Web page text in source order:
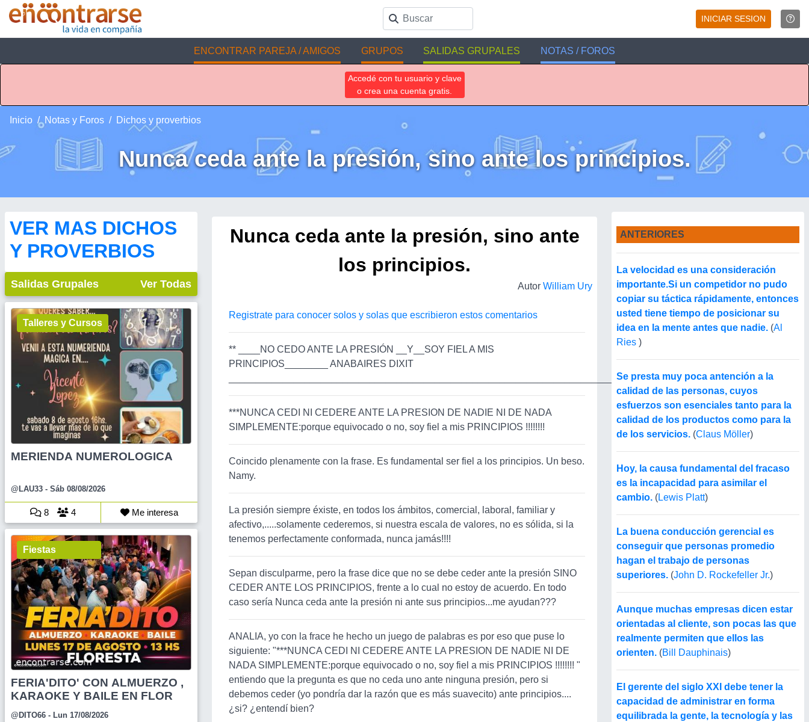
INICIAR SESION
ENCONTRAR PAREJA / AMIGOS GRUPOS SALIDAS GRUPALES NOTAS / FOROS
Accedé con tu usuario y clave
o crea una cuenta gratis.
Inicio Notas y Foros Dichos y proverbios
Nunca ceda ante la presión, sino ante los principios.
VER MAS DICHOS
Y PROVERBIOS
Salidas Grupales Ver Todas
Talleres y Cursos
MERIENDA NUMEROLOGICA
@LAU33 - Sáb 08/08/2026
8 4 Me interesa
Fiestas
FERIA'DITO' CON ALMUERZO ,
KARAOKE Y BAILE EN FLOR
@DITO66 - Lun 17/08/2026
Nunca ceda ante la presión, sino ante
los principios.
Autor William Ury
Registrate para conocer solos y solas que escribieron estos comentarios
** ____NO CEDO ANTE LA PRESIÓN __Y__SOY FIEL A MIS
PRINCIPIOS________ ANABAIRES DIXIT
________________________________________________________________________
***NUNCA CEDI NI CEDERE ANTE LA PRESION DE NADIE NI DE NADA
SIMPLEMENTE:porque equivocado o no, soy fiel a mis PRINCIPIOS !!!!!!!!
Coincido plenamente con la frase. Es fundamental ser fiel a los principios. Un beso.
Namy.
La presión siempre éxiste, en todos los ámbitos, comercial, laboral, familiar y
afectivo,.....solamente cederemos, si nuestra escala de valores, no es sólida, si la
tenemos perfectamente conformada, nunca jamás!!!!
Sepan disculparme, pero la frase dice que no se debe ceder ante la presión SINO
CEDER ANTE LOS PRINCIPIOS, frente a lo cual no estoy de acuerdo. En todo
caso sería Nunca ceda ante la presión ni ante sus principios...me ayudan???
ANALIA, yo con la frace he hecho un juego de palabras es por eso que puse lo
siguiente: "***NUNCA CEDI NI CEDERE ANTE LA PRESION DE NADIE NI DE
NADA SIMPLEMENTE:porque equivocado o no, soy fiel a mis PRINCIPIOS !!!!!!!! "
entiendo que la pregunta es que no ceda uno ante ninguna presión, pero si
debemos ceder (yo pondría dar la razón que es más suavecito) ante principios....
¿si? ¿entendí bien?
ANTERIORES
La velocidad es una consideración
importante.Si un competidor no pudo
copiar su táctica rápidamente, entonces
usted tiene tiempo de posicionar su
idea en la mente antes que nadie. (Al
Ries )
Se presta muy poca antención a la
calidad de las personas, cuyos
esfuerzos son esenciales tanto para la
calidad de los productos como para la
de los servicios. (Claus Möller)
Hoy, la causa fundamental del fracaso
es la incapacidad para asimilar el
cambio. (Lewis Platt)
La buena conducción gerencial es
conseguir que personas promedio
hagan el trabajo de personas
superiores. (John D. Rockefeller Jr.)
Aunque muchas empresas dicen estar
orientadas al cliente, son pocas las que
realmente permiten que ellos las
orienten. (Bill Dauphinais)
El gerente del siglo XXI debe tener la
capacidad de administrar en forma
equilibrada la gente, la tecnología y las